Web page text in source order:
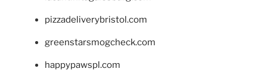
pizzadeliverybristol.com
greenstarsmogcheck.com
happypawspl.com